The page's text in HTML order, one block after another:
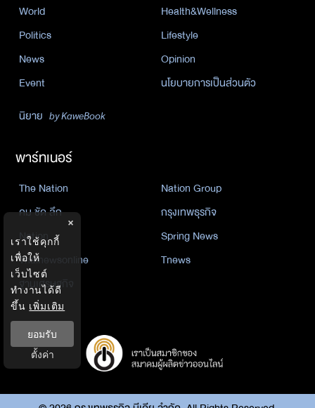
World
Health&Wellness
Politics
Lifestyle
News
Opinion
Event
นโยบายการเป็นส่วนตัว
นิยาย by KaweBook
พาร์ทเนอร์
The Nation
Nation Group
คม ชัด ลึก
กรุงเทพธุรกิจ
Nation
Spring News
Thainewsonline
Tnews
ฐานเศรษฐกิจ
×
เราใช้คุกกี้
เพื่อให้
เว็บไซต์
ทำงานได้ดี
ขึ้น เพิ่มเติม
ยอมรับ
ตั้งค่า